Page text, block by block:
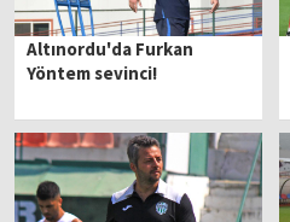
Altınordu'da Furkan
Yöntem sevinci!